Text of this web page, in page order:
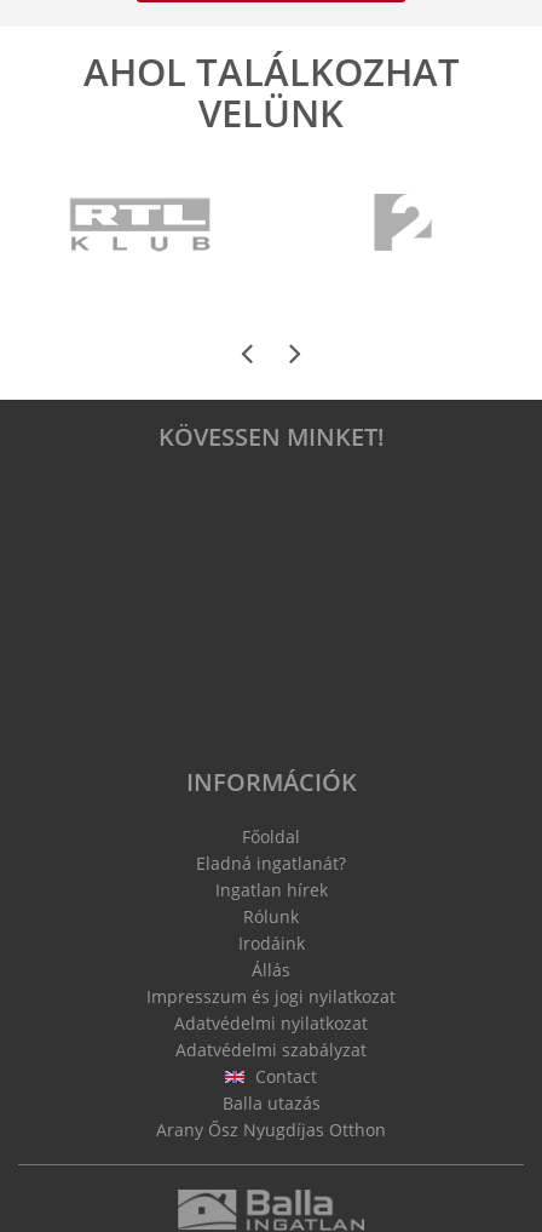
ELOLVASOM
AHOL TALÁLKOZHAT
VELÜNK
KÖVESSEN MINKET!
INFORMÁCIÓK
Főoldal
Eladná ingatlanát?
Ingatlan hírek
Rólunk
Irodáink
Állás
Impresszum és jogi nyilatkozat
Adatvédelmi nyilatkozat
Adatvédelmi szabályzat
Contact
Balla utazás
Arany Ősz Nyugdíjas Otthon